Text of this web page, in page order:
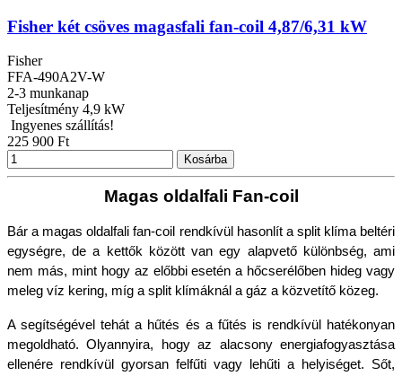
Fisher két csöves magasfali fan-coil 4,87/6,31 kW
Fisher
FFA-490A2V-W
2-3 munkanap
Teljesítmény 4,9 kW
Ingyenes szállítás!
225 900 Ft
Kosárba
Magas oldalfali Fan-coil
Bár a magas oldalfali fan-coil rendkívül hasonlít a split klíma beltéri
egységre, de a kettők között van egy alapvető különbség, ami
nem más, mint hogy az előbbi esetén a hőcserélőben hideg vagy
meleg víz kering, míg a split klímáknál a gáz a közvetítő közeg.
A segítségével tehát a hűtés és a fűtés is rendkívül hatékonyan
megoldható. Olyannyira, hogy az alacsony energiafogyasztása
ellenére rendkívül gyorsan felfűti vagy lehűti a helyiséget. Sőt,